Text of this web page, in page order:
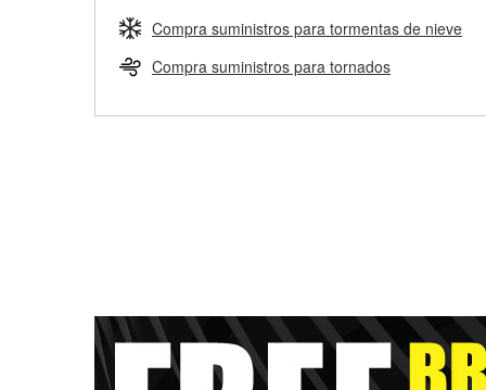
Compra suministros para tormentas de nieve
Compra suministros para tornados